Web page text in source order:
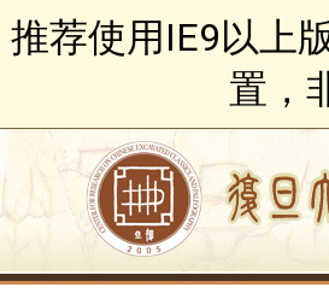
推荐使用IE9以上
置，